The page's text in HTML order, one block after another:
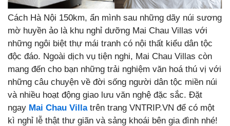
Cách Hà Nội 150km, ẩn mình sau những dãy núi sương
mờ huyền ảo là khu nghỉ dưỡng Mai Chau Villas với
những ngôi biệt thự mái tranh có nội thất kiểu dân tộc
độc đáo. Ngoài dịch vụ tiện nghi, Mai Chau Villas còn
mang đến cho bạn những trải nghiệm văn hoá thú vị với
những câu chuyện về đời sống người dân tộc miền núi
và nhiều hoạt động giao lưu văn nghệ đặc sắc. Đặt
ngay Mai Chau Villatrên trang VNTRIP.VN để có một
kì nghỉ lễ thật thư giãn và sảng khoái bên gia đình nhé!